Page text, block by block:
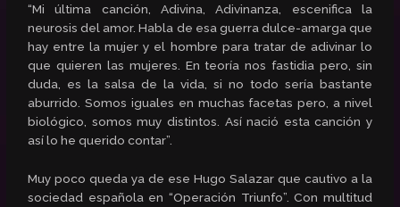
“Mi última canción, Adivina, Adivinanza, escenifica la
neurosis del amor. Habla de esa guerra dulce-amarga que
hay entre la mujer y el hombre para tratar de adivinar lo
que quieren las mujeres. En teoría nos fastidia pero, sin
duda, es la salsa de la vida, si no todo sería bastante
aburrido. Somos iguales en muchas facetas pero, a nivel
biológico, somos muy distintos. Así nació esta canción y
así lo he querido contar”.
Muy poco queda ya de ese Hugo Salazar que cautivo a la
sociedad española en “Operación Triunfo”. Con multitud